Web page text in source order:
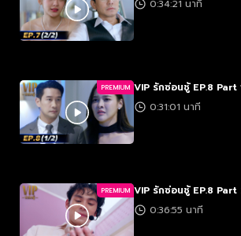
0:34:21 นาที
PREMIUM VIP รักซ่อนชู้ EP.8 Part
0:31:01 นาที
PREMIUM VIP รักซ่อนชู้ EP.8 Part
0:36:55 นาที